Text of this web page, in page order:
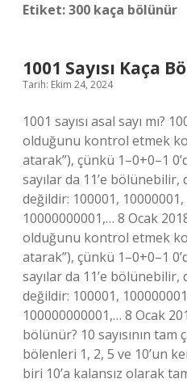
Etiket:300 kaça bölünür
1001 Sayısı Kaça
Tarih: Ekim 24, 2024
1001 sayısı asal sayı mı?
olduğunu kontrol etmek
atarak”), çünkü 1–0+0–1
sayılar da 11’e bölünebilir,
değildir: 100001,
10000000001,… 8 Ocak
olduğunu kontrol etmek
atarak”), çünkü 1–0+0–1
sayılar da 11’e bölünebilir,
değildir: 100001,
100000000001,… 8 Ocak
bölünür? 10 sayısının tam
bölenleri 1, 2, 5 ve 10’un
biri 10’a kalansız olarak